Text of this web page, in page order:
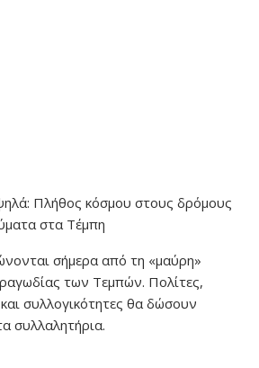
Πλήθος κόσμου στους δρόμους
στα Τέμπη
σήμερα από τη «μαύρη»
των Τεμπών. Πολίτες,
συλλογικότητες θα δώσουν
συλλαλητήρια.